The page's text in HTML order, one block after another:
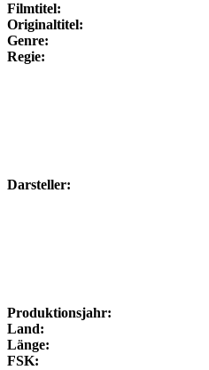
Filmtitel:
Originaltitel:
Genre:
Regie:
Darsteller:
Produktionsjahr:
Land:
Länge:
FSK: